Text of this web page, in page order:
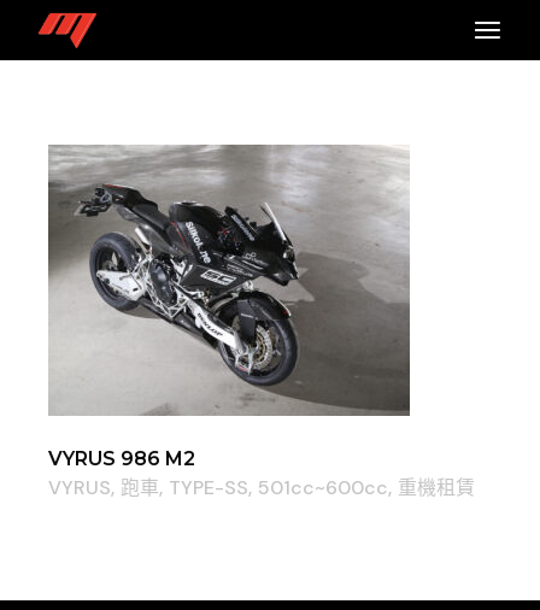
VYRUS 986 M2
VYRUS 跑車 TYPE-SS 501cc~600cc 重機租賃